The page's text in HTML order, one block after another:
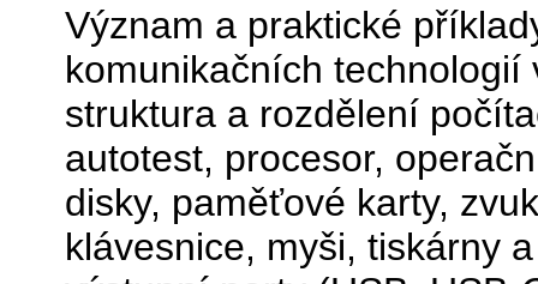
Význam a praktické
komunikačních
struktura a rozdělení
autotest, procesor,
disky, paměťové karty,
klávesnice, myši, tiskárny